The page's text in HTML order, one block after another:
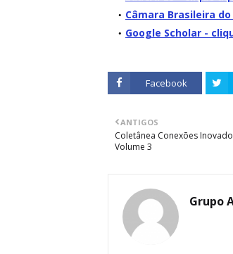
Câmara Brasileira
Google Scholar -
Facebook
ANTIGOS
Coletânea Conexões
Volume 3
Grupo